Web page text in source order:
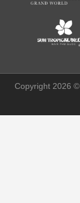
Copyright 2026 ©